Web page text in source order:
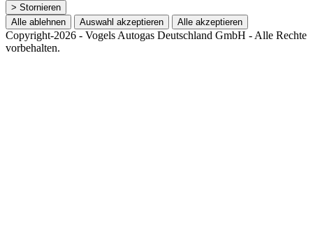
> Stornieren
Alle ablehnen
Auswahl akzeptieren Alle akzeptieren
Copyright-2026 - Vogels Autogas Deutschland GmbH - Alle Rechte
vorbehalten.